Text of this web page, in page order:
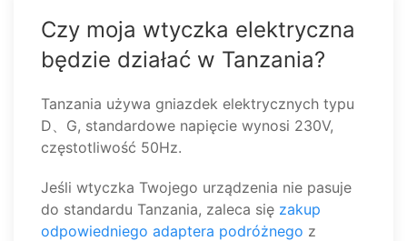
Czy moja wtyczka elektryczna
będzie działać w Tanzania?
Tanzania używa gniazdek elektrycznych typu
D、G, standardowe napięcie wynosi 230V,
częstotliwość 50Hz.
Jeśli wtyczka Twojego urządzenia nie pasuje
do standardu Tanzania, zaleca się zakup
odpowiedniego adaptera podróżnego z